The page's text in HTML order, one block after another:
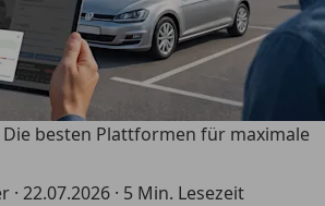
besten Plattformen für maximale
· 22.07.2026 · 5 Min. Lesezeit